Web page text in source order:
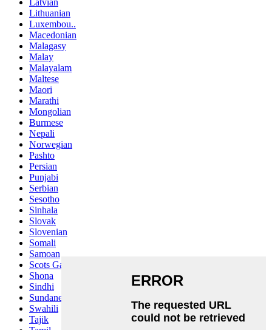
Lithuanian
Luxembou..
Macedonian
Malagasy
Malay
Malayalam
Maltese
Maori
Marathi
Mongolian
Burmese
Nepali
Norwegian
Pashto
Persian
Punjabi
Serbian
Sesotho
Sinhala
Slovak
Slovenian
Somali
Samoan
Scots Gaelic
Shona
Sindhi
Sundanese
Swahili
Tajik